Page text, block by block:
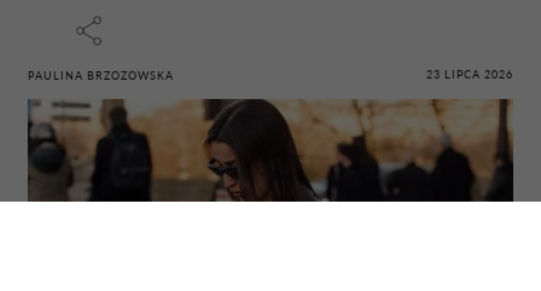
PAULINA BRZOZOWSKA 23 LIPCA 2026